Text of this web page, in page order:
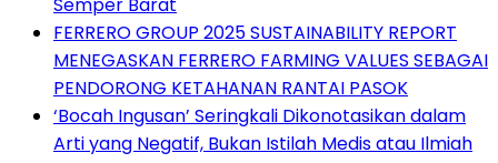
Semper Barat
FERRERO GROUP 2025 SUSTAINABILITY REPORT
MENEGASKAN FERRERO FARMING VALUES SEBAGAI
PENDORONG KETAHANAN RANTAI PASOK
‘Bocah Ingusan’ Seringkali Dikonotasikan dalam
Arti yang Negatif, Bukan Istilah Medis atau Ilmiah